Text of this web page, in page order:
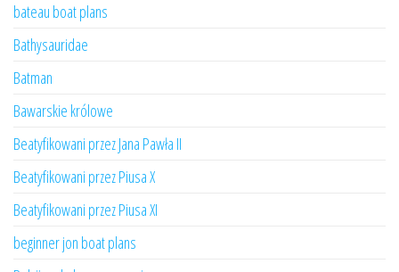
bateau boat plans
Bathysauridae
Batman
Bawarskie królowe
Beatyfikowani przez Jana Pawła II
Beatyfikowani przez Piusa X
Beatyfikowani przez Piusa XI
beginner jon boat plans